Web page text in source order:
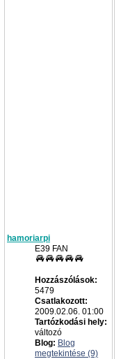
hamoriarpi
E39 FAN
Hozzászólások:
5479
Csatlakozott:
2009.02.06. 01:00
Tartózkodási hely:
változó
Blog: Blog
megtekintése (9)